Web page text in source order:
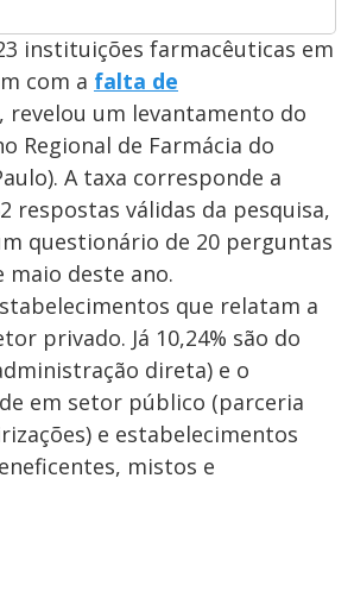
instituições farmacêuticas em
com a falta de
, revelou um levantamento do
Regional de Farmácia do
A taxa corresponde a
respostas válidas da pesquisa,
questionário de 20 perguntas
maio deste ano.
que relatam a
privado. Já 10,24% são do
direta) e o
em setor público (parceria
e estabelecimentos
mistos e